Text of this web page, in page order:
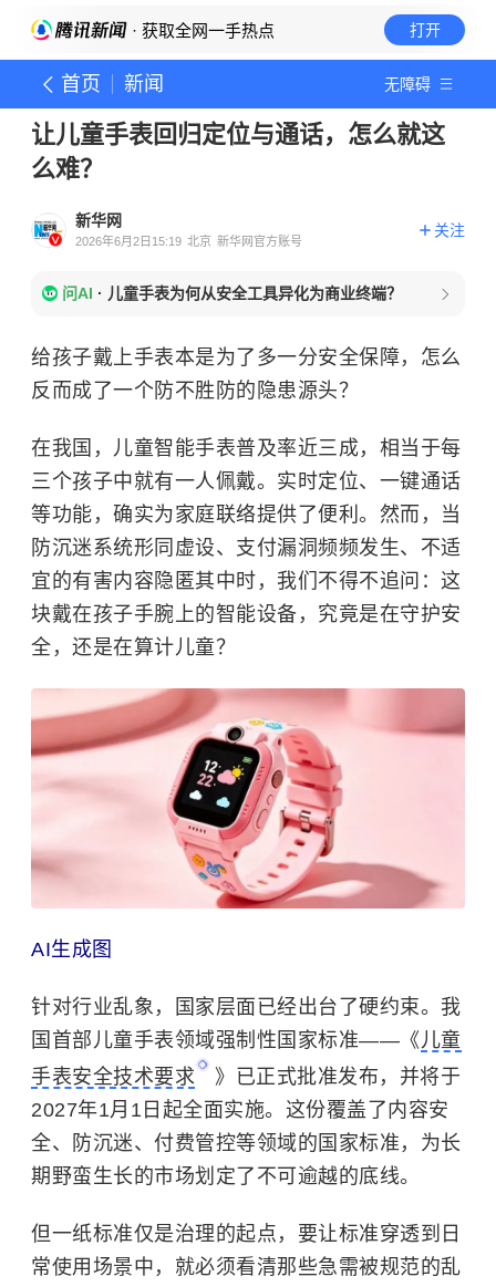
· 获取全网一手热点 打开
首页 新闻 无障碍
让儿童手表回归定位与通话，怎么就这
么难？
新华网
2026年6月2日15:19 北京 新华网官方账号
关注
问AI · 儿童手表为何从安全工具异化为商业终端？
给孩子戴上手表本是为了多一分安全保障，怎么
反而成了一个防不胜防的隐患源头？
在我国，儿童智能手表普及率近三成，相当于每
三个孩子中就有一人佩戴。实时定位、一键通话
等功能，确实为家庭联络提供了便利。然而，当
防沉迷系统形同虚设、支付漏洞频频发生、不适
宜的有害内容隐匿其中时，我们不得不追问：这
块戴在孩子手腕上的智能设备，究竟是在守护安
全，还是在算计儿童？
AI生成图
针对行业乱象，国家层面已经出台了硬约束。我
国首部儿童手表领域强制性国家标准——《 儿童
手表安全技术要求
》已正式批准发布，并将于
2027年1月1日起全面实施。这份覆盖了内容安
全、防沉迷、付费管控等领域的国家标准，为长
期野蛮生长的市场划定了不可逾越的底线。
但一纸标准仅是治理的起点，要让标准穿透到日
常使用场景中，就必须看清那些急需被规范的乱